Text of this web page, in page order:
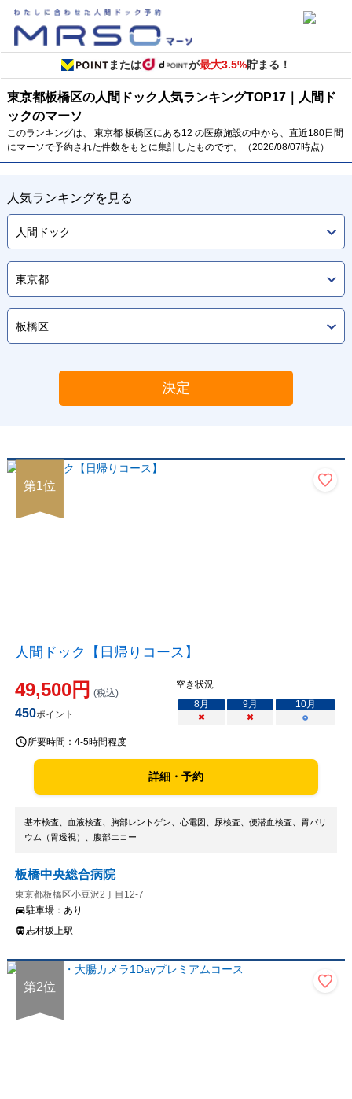
または が最大3.5%貯まる！
東京都板橋区の人間ドック 人気ランキングTOP17｜人間ド
ックのマーソ
このランキングは、 東京都 板橋区にある12 の医療施設の中から、直近180日間
にマーソで予約された件数をもとに集計したものです。（2026/08/07時点）
人気ランキングを見る
決定
第1位
人間ドック【日帰りコース】
49,500円 (税込)
450ポイント
空き状況
8月 9月 10月
×
× ○
所要時間： 4-5時間程度
詳細・予約
基本検査、血液検査、胸部レントゲン、心電図、尿検査、便潜血検査、胃バリ
ウム（胃透視）、腹部エコー
板橋中央総合病院
東京都板橋区小豆沢2丁目12-7
駐車場： あり
志村坂上駅
第2位